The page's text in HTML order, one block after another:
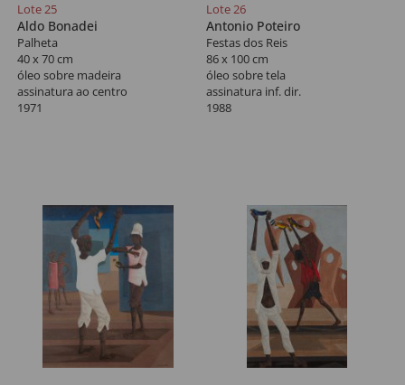
Lote 25
Aldo Bonadei
Palheta
40 x 70 cm
óleo sobre madeira
assinatura ao centro
1971
Lote 26
Antonio Poteiro
Festas dos Reis
86 x 100 cm
óleo sobre tela
assinatura inf. dir.
1988